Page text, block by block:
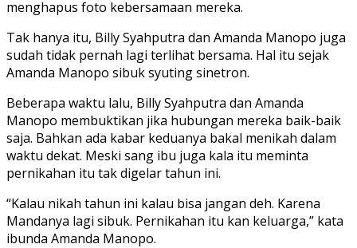
menghapus foto kebersamaan mereka.
Tak hanya itu, Billy Syahputra dan Amanda Manopo juga
sudah tidak pernah lagi terlihat bersama. Hal itu sejak
Amanda Manopo sibuk syuting sinetron.
Beberapa waktu lalu, Billy Syahputra dan Amanda
Manopo membuktikan jika hubungan mereka baik-baik
saja. Bahkan ada kabar keduanya bakal menikah dalam
waktu dekat. Meski sang ibu juga kala itu meminta
pernikahan itu tak digelar tahun ini.
“Kalau nikah tahun ini kalau bisa jangan deh. Karena
Mandanya lagi sibuk. Pernikahan itu kan keluarga,” kata
ibunda Amanda Manopo.